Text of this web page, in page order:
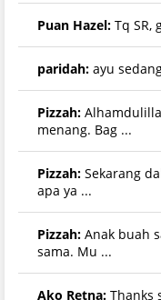
Puan Hazel: Tq SR,
paridah: ayu
Pizzah:
menang. Bag ...
Pizzah: Sekarang
apa ya ...
Pizzah: Anak buah
sama. Mu ...
Ako Retna: Thanks